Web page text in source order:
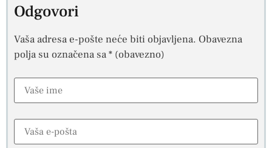
Odgovori
Vaša adresa e-pošte neće biti objavljena. Obavezna
polja su označena sa* (obavezno)